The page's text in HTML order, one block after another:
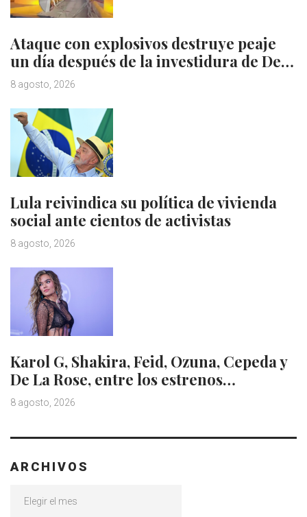
Ataque con explosivos destruye peaje
un día después de la investidura de De…
8 agosto, 2026
Lula reivindica su política de vivienda
social ante cientos de activistas
8 agosto, 2026
Karol G, Shakira, Feid, Ozuna, Cepeda y
De La Rose, entre los estrenos…
8 agosto, 2026
ARCHIVOS